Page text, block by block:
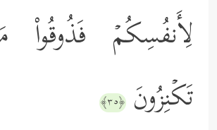
لِأَنفُسِكُمۡ فَذُوقُواْ
تَكۡنِزُونَ ﴿٣٥﴾